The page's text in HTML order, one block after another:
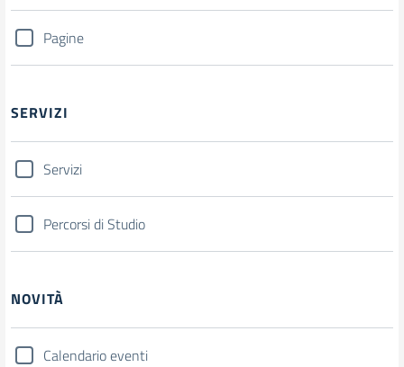
Pagine
SERVIZI
Servizi
Percorsi di Studio
NOVITÀ
Calendario eventi